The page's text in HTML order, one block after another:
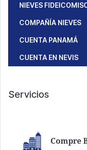
NIEVES
COMPAÑÍA NIEVES
CUENTA PANAMÁ
CUENTA EN NEVIS
Servicios
Compre